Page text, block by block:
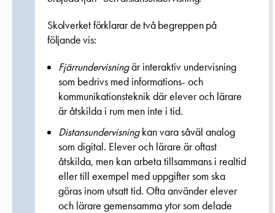
Skolverket förklarar de två begreppen på
följande vis:
Fjärrundervisningär interaktiv undervisning
som bedrivs med informations- och
kommunikationsteknik där elever och lärare
är åtskilda i rum men inte i tid.
Distansundervisningkan vara såväl analog
som digital. Elever och lärare är oftast
åtskilda, men kan arbeta tillsammans i realtid
eller till exempel med uppgifter som ska
göras inom utsatt tid. Ofta använder elever
och lärare gemensamma ytor som delade